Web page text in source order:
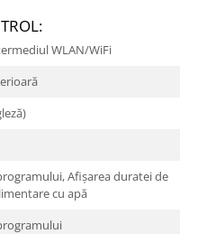
WLAN/WiFi
Afișarea duratei de
cu apă